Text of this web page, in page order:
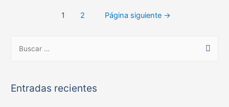
1 2 Página siguiente →
Entradas recientes